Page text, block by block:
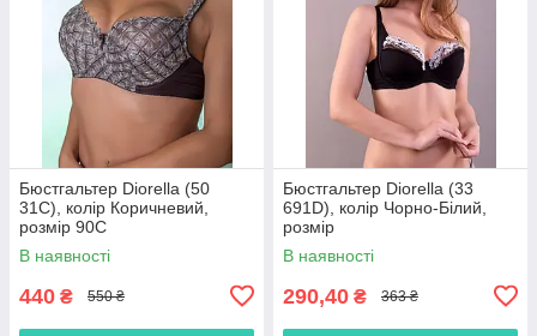
Бюстгальтер Diorella (50
31C), колір Коричневий,
розмір 90C
В наявності
440 ₴ 550 ₴
Бюстгальтер Diorella (33
691D), колір Чорно-Білий,
розмір
В наявності
290,40 ₴ 363 ₴